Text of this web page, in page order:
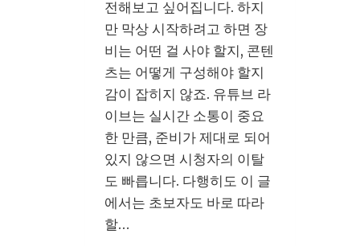
그
로
매
출
2
배
올
리
는
전
전해보고 싶어집니다. 하지
만 막상 시작하려고 하면 장
비는 어떤 걸 사야 할지, 콘텐
츠는 어떻게 구성해야 할지
감이 잡히지 않죠. 유튜브 라
이브는 실시간 소통이 중요
한 만큼, 준비가 제대로 되어
있지 않으면 시청자의 이탈
도 빠릅니다. 다행히도 이 글
에서는 초보자도 바로 따라
할…